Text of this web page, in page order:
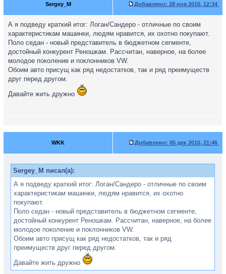
Sergey_M Добавлено: 28 ноя 2010, 12:34
А я подведу краткий итог: Логан/Сандеро - отличные по своим
характеристикам машинки, людям нравится, их охотно покупают.
Поло седан - новый представитель в бюджетном сегменте,
достойный конкурент Реношкам. Рассчитан, наверное, на более
молодое поколение и поклонников VW.
Обоим авто присущ как ряд недостатков, так и ряд преимуществ
друг перед другом.
Давайте жить дружно
WKK Добавлено: 05 дек 2010, 21:46
Sergey_M писал(а):
А я подведу краткий итог: Логан/Сандеро - отличные по своим
характеристикам машинки, людям нравится, их охотно
покупают.
Поло седан - новый представитель в бюджетном сегменте,
достойный конкурент Реношкам. Рассчитан, наверное, на более
молодое поколение и поклонников VW.
Обоим авто присущ как ряд недостатков, так и ряд
преимуществ друг перед другом.
Давайте жить дружно